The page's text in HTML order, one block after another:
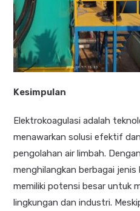
Kesimpulan
Elektrokoagulasi adalah
menawarkan solusi efektif
pengolahan air limbah.
menghilangkan berbagai
memiliki potensi besar untuk
lingkungan dan industri.